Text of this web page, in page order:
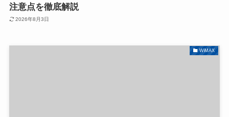
注意点を徹底解説
2026年8月3日
WiMAX